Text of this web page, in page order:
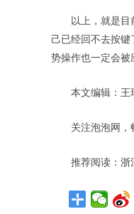
以上，就是
己已经回不去按
势操作也一定会被
本文编辑：王
关注泡泡网，
推荐阅读： 浙